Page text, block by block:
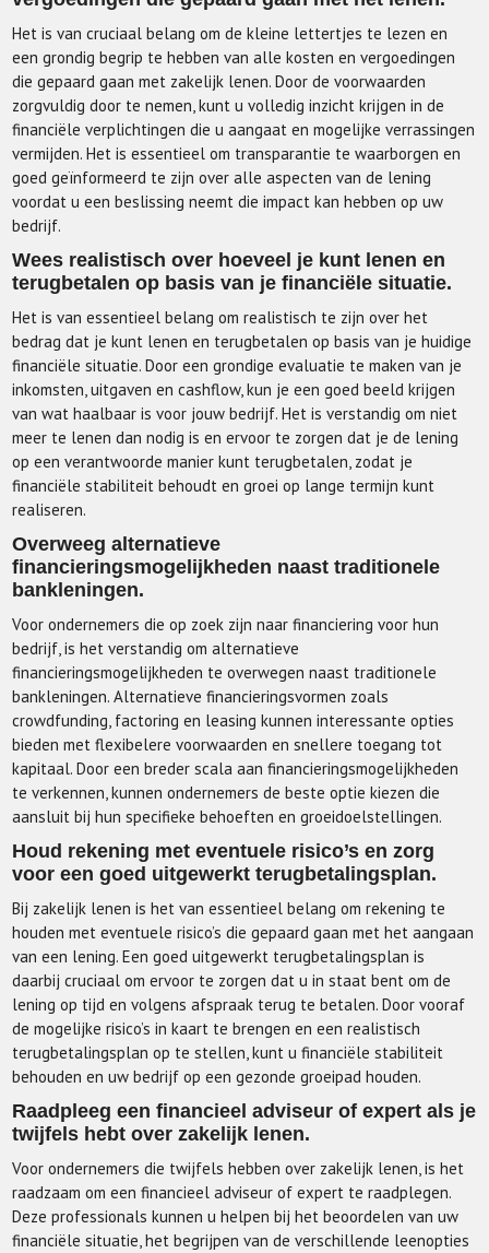
Het is van cruciaal belang om de kleine lettertjes te lezen en
een grondig begrip te hebben van alle kosten en vergoedingen
die gepaard gaan met zakelijk lenen. Door de voorwaarden
zorgvuldig door te nemen, kunt u volledig inzicht krijgen in de
financiële verplichtingen die u aangaat en mogelijke verrassingen
vermijden. Het is essentieel om transparantie te waarborgen en
goed geïnformeerd te zijn over alle aspecten van de lening
voordat u een beslissing neemt die impact kan hebben op uw
bedrijf.
Wees realistisch over hoeveel je kunt lenen en
terugbetalen op basis van je financiële situatie.
Het is van essentieel belang om realistisch te zijn over het
bedrag dat je kunt lenen en terugbetalen op basis van je huidige
financiële situatie. Door een grondige evaluatie te maken van je
inkomsten, uitgaven en cashflow, kun je een goed beeld krijgen
van wat haalbaar is voor jouw bedrijf. Het is verstandig om niet
meer te lenen dan nodig is en ervoor te zorgen dat je de lening
op een verantwoorde manier kunt terugbetalen, zodat je
financiële stabiliteit behoudt en groei op lange termijn kunt
realiseren.
Overweeg alternatieve
financieringsmogelijkheden naast traditionele
bankleningen.
Voor ondernemers die op zoek zijn naar financiering voor hun
bedrijf, is het verstandig om alternatieve
financieringsmogelijkheden te overwegen naast traditionele
bankleningen. Alternatieve financieringsvormen zoals
crowdfunding, factoring en leasing kunnen interessante opties
bieden met flexibelere voorwaarden en snellere toegang tot
kapitaal. Door een breder scala aan financieringsmogelijkheden
te verkennen, kunnen ondernemers de beste optie kiezen die
aansluit bij hun specifieke behoeften en groeidoelstellingen.
Houd rekening met eventuele risico’s en zorg
voor een goed uitgewerkt terugbetalingsplan.
Bij zakelijk lenen is het van essentieel belang om rekening te
houden met eventuele risico’s die gepaard gaan met het aangaan
van een lening. Een goed uitgewerkt terugbetalingsplan is
daarbij cruciaal om ervoor te zorgen dat u in staat bent om de
lening op tijd en volgens afspraak terug te betalen. Door vooraf
de mogelijke risico’s in kaart te brengen en een realistisch
terugbetalingsplan op te stellen, kunt u financiële stabiliteit
behouden en uw bedrijf op een gezonde groeipad houden.
Raadpleeg een financieel adviseur of expert als je
twijfels hebt over zakelijk lenen.
Voor ondernemers die twijfels hebben over zakelijk lenen, is het
raadzaam om een financieel adviseur of expert te raadplegen.
Deze professionals kunnen u helpen bij het beoordelen van uw
financiële situatie, het begrijpen van de verschillende leenopties